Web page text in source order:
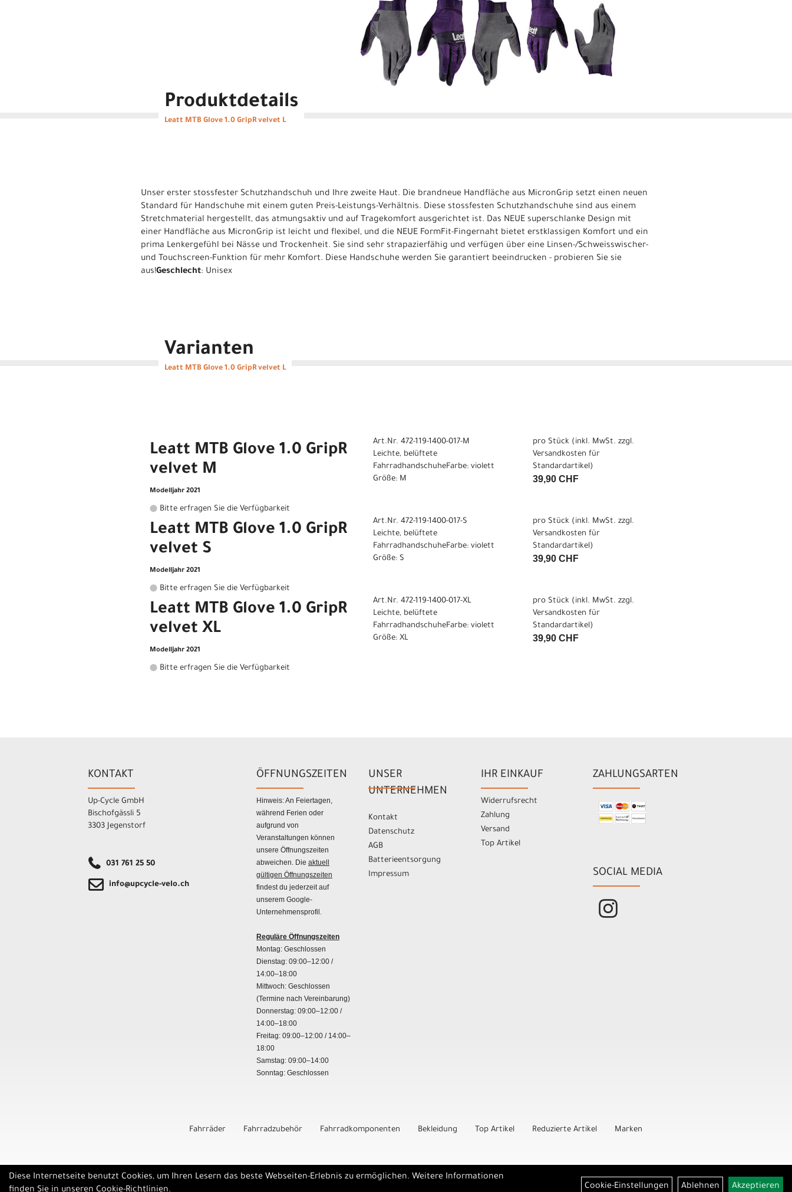
Produktdetails
Leatt MTB Glove 1.0 GripR velvet L
Unser erster stossfester Schutzhandschuh und Ihre zweite Haut. Die brandneue Handfläche aus MicronGrip setzt einen neuen
Standard für Handschuhe mit einem guten Preis-Leistungs-Verhältnis. Diese stossfesten Schutzhandschuhe sind aus einem
Stretchmaterial hergestellt, das atmungsaktiv und auf Tragekomfort ausgerichtet ist. Das NEUE superschlanke Design mit
einer Handfläche aus MicronGrip ist leicht und flexibel, und die NEUE FormFit-Fingernaht bietet erstklassigen Komfort und ein
prima Lenkergefühl bei Nässe und Trockenheit. Sie sind sehr strapazierfähig und verfügen über eine Linsen-/Schweisswischer-
und Touchscreen-Funktion für mehr Komfort. Diese Handschuhe werden Sie garantiert beeindrucken - probieren Sie sie
aus!Geschlecht: Unisex
Varianten
Leatt MTB Glove 1.0 GripR velvet L
Leatt MTB Glove 1.0 GripR
velvet M
Modelljahr 2021
Bitte erfragen Sie die Verfügbarkeit
Art.Nr. 472-119-1400-017-M
Leichte, belüftete
FahrradhandschuheFarbe: violett
Größe: M
pro Stück (inkl. MwSt. zzgl.
Versandkosten für
Standardartikel)
39,90 CHF
Leatt MTB Glove 1.0 GripR
velvet S
Modelljahr 2021
Bitte erfragen Sie die Verfügbarkeit
Art.Nr. 472-119-1400-017-S
Leichte, belüftete
FahrradhandschuheFarbe: violett
Größe: S
pro Stück (inkl. MwSt. zzgl.
Versandkosten für
Standardartikel)
39,90 CHF
Leatt MTB Glove 1.0 GripR
velvet XL
Modelljahr 2021
Bitte erfragen Sie die Verfügbarkeit
Art.Nr. 472-119-1400-017-XL
Leichte, belüftete
FahrradhandschuheFarbe: violett
Größe: XL
pro Stück (inkl. MwSt. zzgl.
Versandkosten für
Standardartikel)
39,90 CHF
KONTAKT
Up-Cycle GmbH
Bischofgässli 5
3303 Jegenstorf
031 761 25 50
info@upcycle-velo.ch
ÖFFNUNGSZEITEN
Hinweis: An Feiertagen,
während Ferien oder
aufgrund von
Veranstaltungen können
unsere Öffnungszeiten
abweichen. Die aktuell
gültigen Öffnungszeiten
findest du jederzeit auf
unserem Google-
Unternehmensprofil.
Reguläre Öffnungszeiten
Montag: Geschlossen
Dienstag: 09:00–12:00 /
14:00–18:00
Mittwoch: Geschlossen
(Termine nach Vereinbarung)
Donnerstag: 09:00–12:00 /
14:00–18:00
Freitag: 09:00–12:00 / 14:00–
18:00
Samstag: 09:00–14:00
Sonntag: Geschlossen
UNSER
UNTERNEHMEN
Kontakt
Datenschutz
AGB
Batterieentsorgung
Impressum
IHR EINKAUF
Widerrufsrecht
Zahlung
Versand
Top Artikel
ZAHLUNGSARTEN
SOCIAL MEDIA
Fahrräder Fahrradzubehör Fahrradkomponenten Bekleidung Top Artikel Reduzierte Artikel Marken
Diese Internetseite benutzt Cookies, um Ihren Lesern das beste Webseiten-Erlebnis zu ermöglichen. Weitere Informationen
Cookie-Einstellungen Ablehnen Akzeptieren